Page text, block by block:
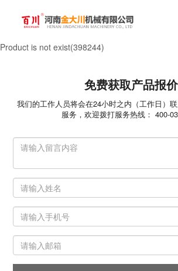
产品中心
新闻资讯
人才招聘
联系我们
Product is not exist(398244)
免费获取产品报价
我们的工作人员将会在24小时之内（工作日）
服务，欢迎拨打服务热线： 400-